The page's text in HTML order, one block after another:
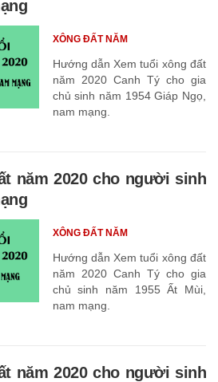
Hướng dẫn Xem tuổi xông đất
năm 2020 Canh Tý cho gia
chủ sinh năm 1954 Giáp Ngọ,
nam mạng.
XÔNG ĐẤT NĂM
năm 2020 cho người sinh
Hướng dẫn Xem tuổi xông đất
năm 2020 Canh Tý cho gia
chủ sinh năm 1955 Ất Mùi,
nam mạng.
XÔNG ĐẤT NĂM
năm 2020 cho người sinh